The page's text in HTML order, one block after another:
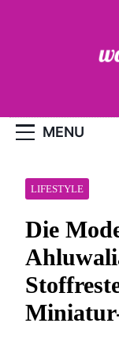
MENU
LIFESTYLE
Die